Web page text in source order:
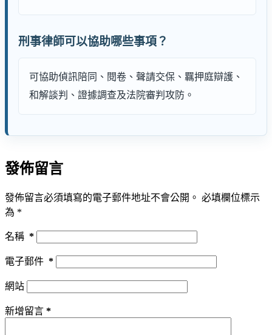
刑事律師可以協助哪些事項？
可協助偵訊陪同、閱卷、聲請交保、羈押庭辯護、
和解談判、證據調查及法院審判攻防。
發佈留言
發佈留言必須填寫的電子郵件地址不會公開。 必填欄位標示
為 *
名稱 *
電子郵件 *
網站
新增留言 *